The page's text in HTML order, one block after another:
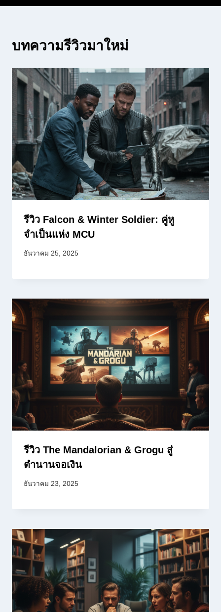
บทความรีวิวมาใหม่
รีวิว Falcon & Winter Soldier: คู่หู
จำเป็นแห่ง MCU
ธันวาคม 25, 2025
รีวิว The Mandalorian & Grogu สู่
ตำนานจอเงิน
ธันวาคม 23, 2025